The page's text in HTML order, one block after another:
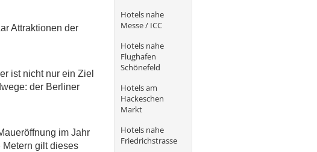
Attraktionen der
ist nicht nur ein Ziel
der Berliner
im Jahr
gilt dieses
Hotels nahe
Messe / ICC
Hotels nahe
Flughafen
Schönefeld
Hotels am
Hackeschen
Markt
Hotels nahe
Friedrichstrasse